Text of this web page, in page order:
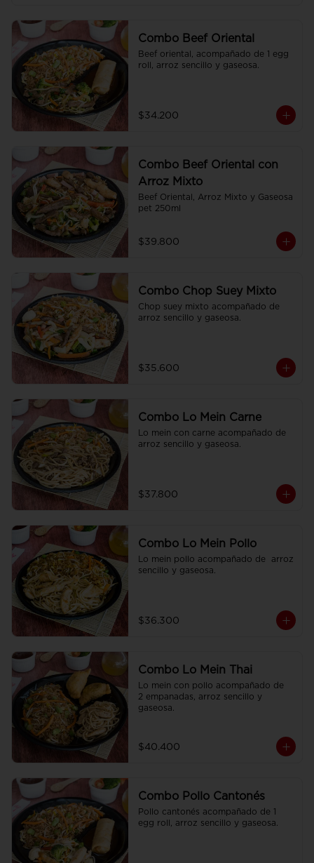
Combo Beef Oriental
Beef oriental, acompañado de 1 egg
roll, arroz sencillo y gaseosa.
$34.200
Combo Beef Oriental con
Arroz Mixto
Beef Oriental, Arroz Mixto y Gaseosa
pet 250ml
$39.800
Combo Chop Suey Mixto
Chop suey mixto acompañado de
arroz sencillo y gaseosa.
$35.600
Combo Lo Mein Carne
Lo mein con carne acompañado de
arroz sencillo y gaseosa.
$37.800
Combo Lo Mein Pollo
Lo mein pollo acompañado de  arroz
sencillo y gaseosa.
$36.300
Combo Lo Mein Thai
Lo mein con pollo acompañado de
2 empanadas, arroz sencillo y
gaseosa.
$40.400
Combo Pollo Cantonés
Pollo cantonés acompañado de 1
egg roll, arroz sencillo y gaseosa.